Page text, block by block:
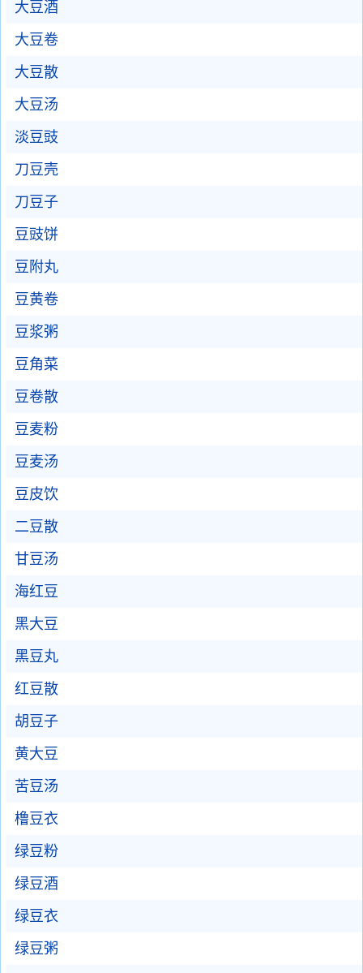
大豆酒
大豆卷
大豆散
大豆汤
淡豆豉
刀豆壳
刀豆子
豆豉饼
豆附丸
豆黄卷
豆浆粥
豆角菜
豆卷散
豆麦粉
豆麦汤
豆皮饮
二豆散
甘豆汤
海红豆
黑大豆
黑豆丸
红豆散
胡豆子
黄大豆
苦豆汤
橹豆衣
绿豆粉
绿豆酒
绿豆衣
绿豆粥